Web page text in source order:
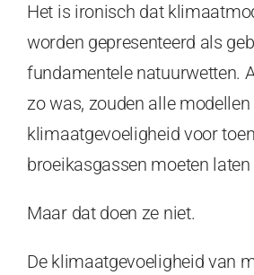
Het is ironisch dat
worden gepresenteerd als
fundamentele natuurwetten.
zo was, zouden alle
klimaatgevoeligheid voor
broeikasgassen moeten laten
Maar dat doen ze niet.
De klimaatgevoeligheid van